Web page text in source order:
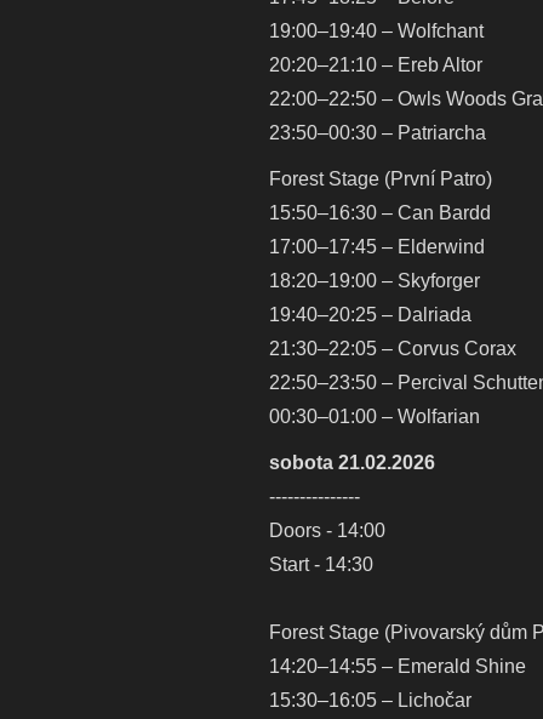
19:00–19:40 – Wolfchant
20:20–21:10 – Ereb Altor
22:00–22:50 – Owls Woods
23:50–00:30 – Patriarcha
Forest Stage (První Patro)
15:50–16:30 – Can Bardd
17:00–17:45 – Elderwind
18:20–19:00 – Skyforger
19:40–20:25 – Dalriada
21:30–22:05 – Corvus Corax
22:50–23:50 – Percival
00:30–01:00 – Wolfarian
sobota 21.02.2026
---------------
Doors - 14:00
Start - 14:30
Forest Stage (Pivovarský dům
14:20–14:55 – Emerald Shine
15:30–16:05 – Lichočar